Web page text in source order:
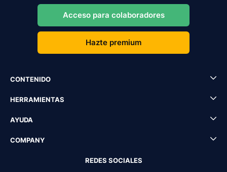
Acceso para colaboradores
Hazte premium
CONTENIDO
HERRAMIENTAS
AYUDA
COMPANY
REDES SOCIALES